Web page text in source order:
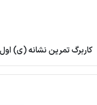
کاربرگ تمرین نشانه (ی)